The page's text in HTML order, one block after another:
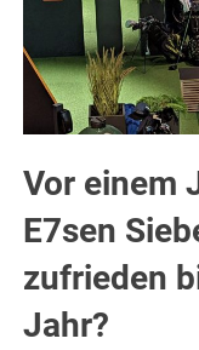
Vor einem
E7sen
zufrieden
Jahr?